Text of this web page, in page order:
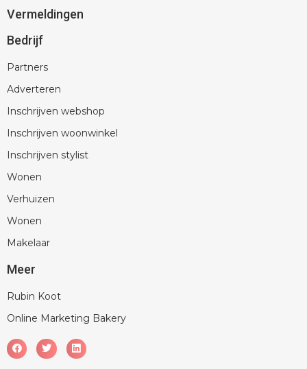
Vermeldingen
Bedrijf
Partners
Adverteren
Inschrijven webshop
Inschrijven woonwinkel
Inschrijven stylist
Wonen
Verhuizen
Wonen
Makelaar
Meer
Rubin Koot
Online Marketing Bakery